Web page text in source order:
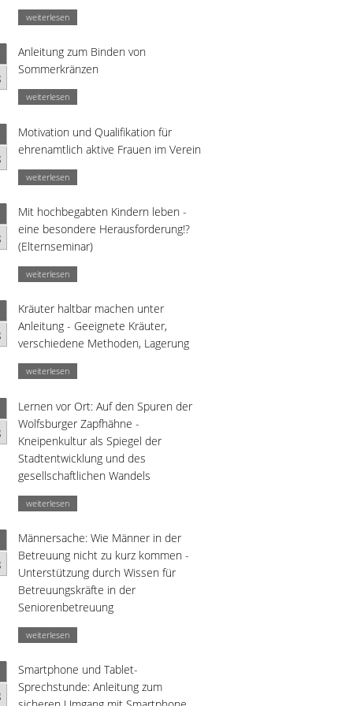
weiterlesen
Anleitung zum Binden von
Sommerkränzen
weiterlesen
Motivation und Qualifikation für
ehrenamtlich aktive Frauen im Verein
weiterlesen
Mit hochbegabten Kindern leben -
eine besondere Herausforderung!?
(Elternseminar)
weiterlesen
Kräuter haltbar machen unter
Anleitung - Geeignete Kräuter,
verschiedene Methoden, Lagerung
weiterlesen
Lernen vor Ort: Auf den Spuren der
Wolfsburger Zapfhähne -
Kneipenkultur als Spiegel der
Stadtentwicklung und des
gesellschaftlichen Wandels
weiterlesen
Männersache: Wie Männer in der
Betreuung nicht zu kurz kommen -
Unterstützung durch Wissen für
Betreuungskräfte in der
Seniorenbetreuung
weiterlesen
Smartphone und Tablet-
Sprechstunde: Anleitung zum